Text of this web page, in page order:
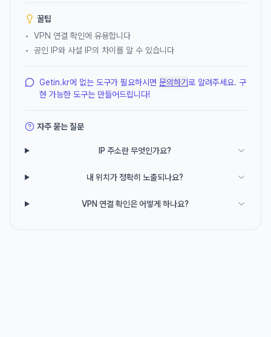
꿀팁
•
VPN 연결 확인에 유용합니다
•
공인 IP와 사설 IP의 차이를 알 수 있습니다
Getin.kr에 없는 도구가 필요하시면 문의하기 로 알려주세요. 구
현 가능한 도구는 만들어드립니다!
자주 묻는 질문
IP 주소란 무엇인가요?
내 위치가 정확히 노출되나요?
VPN 연결 확인은 어떻게 하나요?